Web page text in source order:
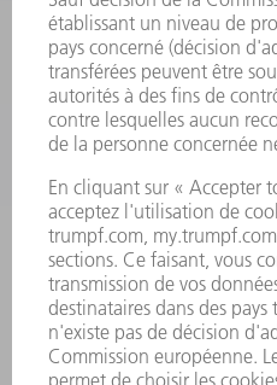
APPLICATIONS
SECTEURS D'ACTIVITÉ
ENTREPRISE
CARRIÈRE
OFFRES D'EMPLOI
PROFIL DE L'ENTREPRISE
CONSEIL D'ADMINISTRATION
RAPPORT ANNUEL
PRINCIPES FONDAMENTAUX DE
CONFORMITÉ
SYSTÈME D'ALERTE
SÉCURITÉ
COMMUNIQUÉS DE PRESSE
MAGAZINE
DURABILITÉ
ENVIRONNEMENT ET CLIMAT